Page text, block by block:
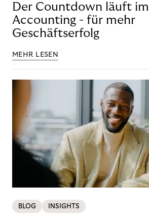
Der Countdown läuft im
Accounting - für mehr
Geschäftserfolg
MEHR LESEN
BLOG INSIGHTS